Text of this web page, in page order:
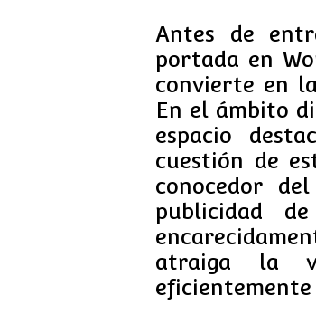
Antes de
portada en
convierte en
En el ámbito
espacio
cuestión de
conocedor
publicidad
atraiga la